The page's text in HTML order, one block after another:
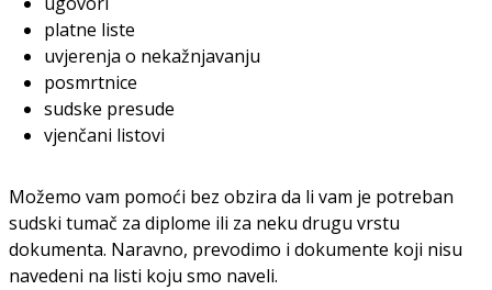
platne liste
uvjerenja o nekažnjavanju
posmrtnice
sudske presude
vjenčani listovi
Možemo vam pomoći bez obzira da li vam je potreban
sudski tumač za diplome ili za neku drugu vrstu
dokumenta. Naravno, prevodimo i dokumente koji nisu
navedeni na listi koju smo naveli.